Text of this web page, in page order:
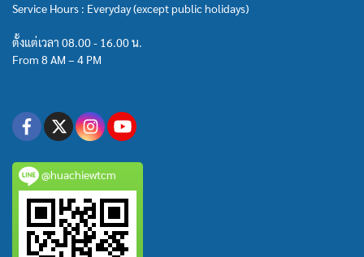
Service Hours : Everyday (except public holidays)
ตั้งแต่เวลา 08.00 - 16.00 น.
From 8 AM – 4 PM
@huachiewtcm